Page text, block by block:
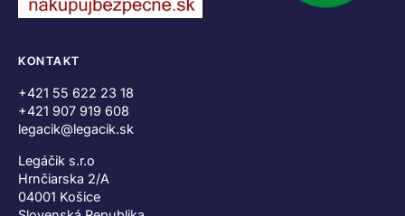
KONTAKT
+421 55 622 23 18
+421 907 919 608
legacik@legacik.sk
Legáčik s.r.o
Hrnčiarska 2/A
04001 Košice